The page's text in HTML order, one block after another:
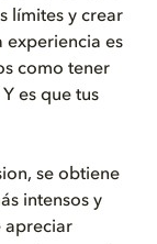
límites y crear
experiencia es
como tener
es que tus
se obtiene
intensos y
apreciar